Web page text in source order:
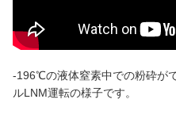
-196℃の液体窒素中での粉砕が
ルLNM運転の様子です。